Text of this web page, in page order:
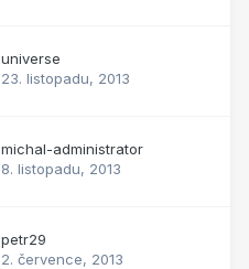
universe
23. listopadu, 2013
michal-administrator
8. listopadu, 2013
petr29
2. července, 2013